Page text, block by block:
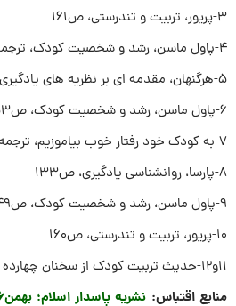
۳-پریور، تربیت و تندرستى، ص‏۱۶۱
۴-پاول ماسن، رشد و شخصیت کودک، ترجمه یاسائى، ص‏۴۵۰
۵-هرگنهان، مقدمه ‏اى بر نظریه ‏های یادگیری ترجمه دکتر سیف، ص‏۱۴۰
۶-پاول ماسن، رشد و شخصیت کودک، ص‏۴۵۳
۷-به کودک خود رفتار خوب بیاموزیم، ترجمه غلامرضا خواجه پور، ص‏۸۸
۸-پارسا، روان‏شناسی یادگیرى، ص‏۱۳۳
۹-پاول ماسن، رشد و شخصیت کودک، ص‏۴۴۹
۱۰-پریور، تربیت و تندرستى، ص‏۱۶۰
11و12-حدیث تربیت کودک از سخنان چهارده معصوم (ع)، ص‏۹۰
منابع اقتباس: نشریه پاسدار اسلام؛ بهمن۱۳۷۶؛ شماره ۱۹۴